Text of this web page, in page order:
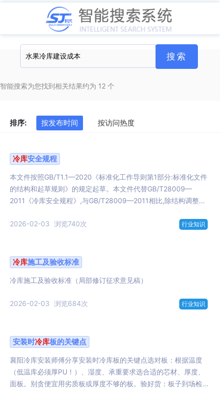
智能搜索为您找到相关结果约为 12 个
排序: 按发布时间 按访问热度
冷库安全规程
本文件按照GB/T1.1—2020《标准化工作导则第1部分:标准化文件
的结构和起草规则》的规定起草。本文件代替GB/T28009—
2011《冷库安全规程》,与GB/T28009—2011相比,除结构调整...
2026-02-03 浏览740次 行业知识
冷库施工及验收标准
冷库施工及验收标准（局部修订征求意见稿）
2026-02-03 浏览684次 行业知识
安装时冷库板的关键点
襄阳冷库安装师傅分享安装时冷库板的关键点选对板：根据温度
（低温库必须厚PU！）、湿度、承重要求选合适的芯材、厚度、
面板。别贪便宜用劣质板或厚度不够的板。验好货：板子到场检...